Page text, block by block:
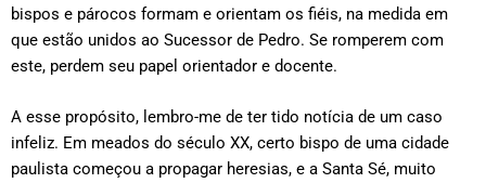
bispos e párocos formam e orientam os fiéis, na medida em
que estão unidos ao Sucessor de Pedro. Se romperem com
este, perdem seu papel orientador e docente.
A esse propósito, lembro-me de ter tido notícia de um caso
infeliz. Em meados do século XX, certo bispo de uma cidade
paulista começou a propagar heresias, e a Santa Sé, muito